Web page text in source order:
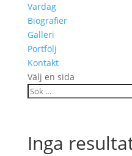
Vardag
Biografier
Galleri
Portfölj
Kontakt
Välj en sida
Inga